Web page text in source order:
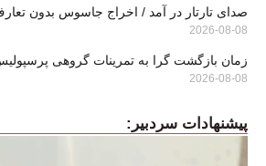
صدای تارتار در آمد / اخراج جاسوس بدون
2026-08-08
زمان بازگشت گرا به تمرینات گروهی
2026-08-08
پیشنهادات سردبیر: